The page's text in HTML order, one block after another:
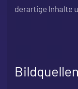
derartige Inhalte
Bildquellen